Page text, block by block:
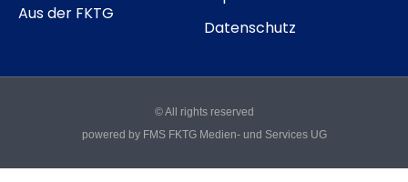
Aus der FKTG
Datenschutz
© All rights reserved
powered by FMS FKTG Medien- und Services UG